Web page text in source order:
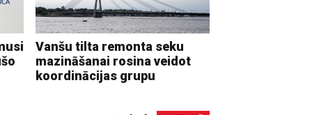
Vanšu tilta remonta seku
mazināšanai rosina veidot
koordinācijas grupu